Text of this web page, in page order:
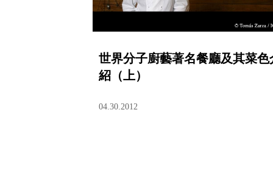
世界分子廚藝著名餐廳及其菜色
紹（上）
04.30.2012